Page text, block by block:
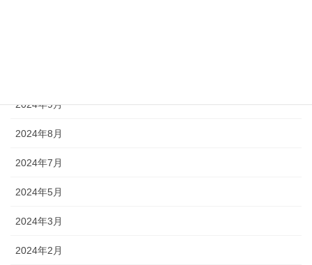
2024年9月
2024年8月
2024年7月
2024年5月
2024年3月
2024年2月